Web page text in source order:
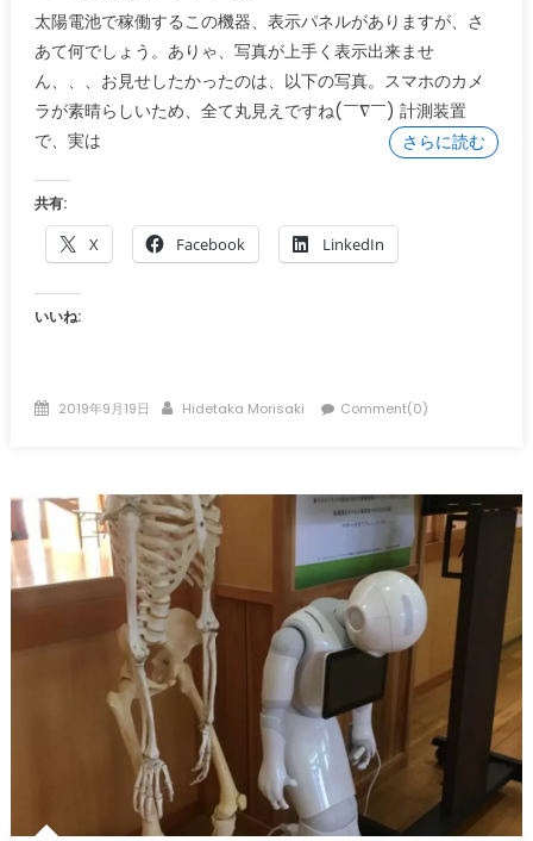
太陽電池で稼働するこの機器、表示パネルがありますが、さ
あて何でしょう。ありゃ、写真が上手く表示出来ませ
ん、、、お見せしたかったのは、以下の写真。スマホのカメ
ラが素晴らしいため、全て丸見えですね(￣∇￣) 計測装置
で、実は
さらに読む
共有:
X Facebook LinkedIn
いいね:
Posted
2019年9月19日 Author
Hidetaka Morisaki Comment(0)